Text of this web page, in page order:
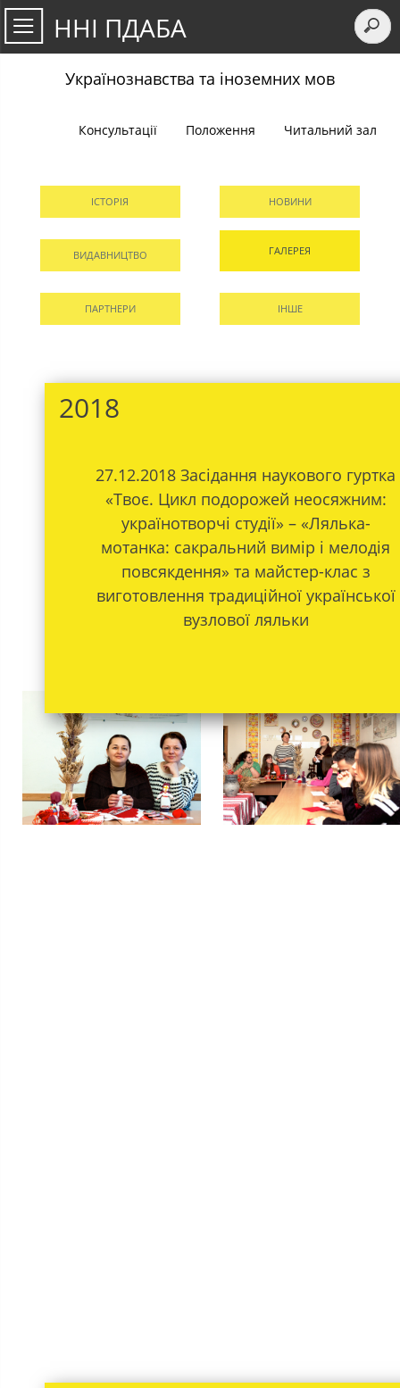
ННІ ПДАБА
Українознавства та іноземних мов
Консультації Положення Читальний зал
ІСТОРІЯ НОВИНИ
ВИДАВНИЦТВО ГАЛЕРЕЯ
ПАРТНЕРИ ІНШЕ
2018
27.12.2018 Засідання наукового гуртка
«Твоє. Цикл подорожей неосяжним:
українотворчі студії» – «Лялька-
мотанка: сакральний вимір і мелодія
повсякдення» та майстер-клас з
виготовлення традиційної української
вузлової ляльки